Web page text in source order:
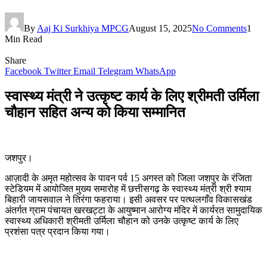
By Aaj Ki Surkhiya MPCGAugust 15, 2025No Comments1
Min Read
Share
Facebook Twitter Email Telegram WhatsApp
स्वास्थ्य मंत्री ने उत्कृष्ट कार्य के लिए श्रीमती उर्मिला
चौहान सहित अन्य को किया सम्मानित
जशपुर।
आज़ादी के अमृत महोत्सव के पावन पर्व 15 अगस्त को जिला जशपुर के रंजिता
स्टेडियम में आयोजित मुख्य समारोह में छत्तीसगढ़ के स्वास्थ्य मंत्री श्री श्याम
बिहारी जायसवाल ने तिरंगा फहराया। इसी अवसर पर पत्थलगाँव विकासखंड
अंतर्गत ग्राम पंचायत खरखट्टा के आयुष्मान आरोग्य मंदिर में कार्यरत सामुदायिक
स्वास्थ्य अधिकारी श्रीमती उर्मिला चौहान को उनके उत्कृष्ट कार्य के लिए
प्रशंसा पत्र प्रदान किया गया।